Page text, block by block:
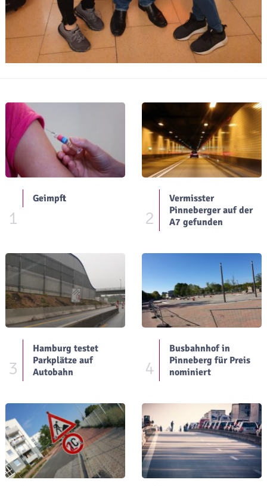
1
Geimpft
2
Vermisster
Pinneberger auf der
A7 gefunden
3
Hamburg testet
Parkplätze auf
Autobahn
4
Busbahnhof in
Pinneberg für Preis
nominiert